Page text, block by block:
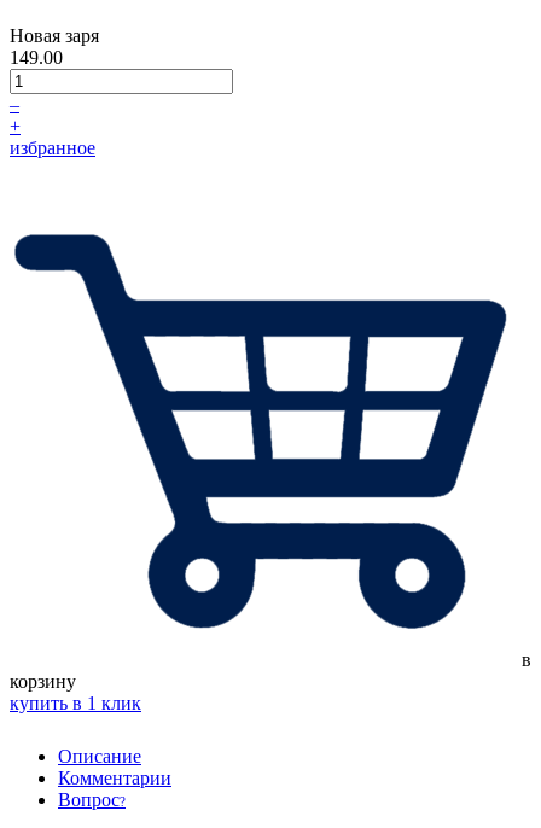
Новая заря
149.00
–
+
избранное
в
корзину
купить в 1 клик
Описание
Комментарии
Вопрос?